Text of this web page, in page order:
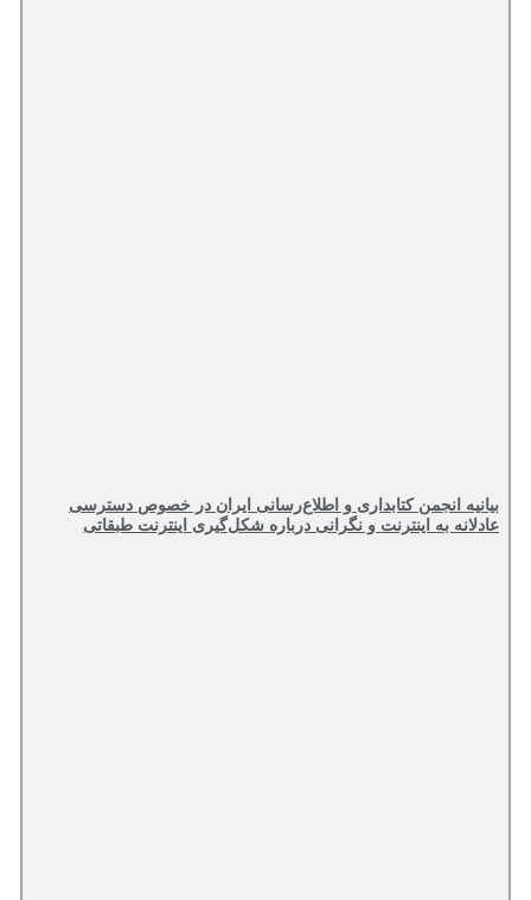
بیانیه انجمن کتابداری و اطلاع‌رسانی ایران در خصوص دسترسی
عادلانه به اینترنت و نگرانی درباره شکل‌گیری اینترنت طبقاتی